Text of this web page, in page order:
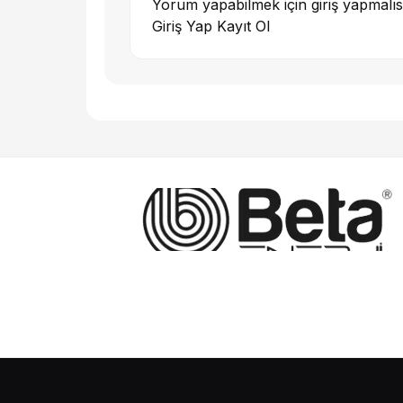
Yorum yapabilmek için giriş
Giriş Yap Kayıt Ol